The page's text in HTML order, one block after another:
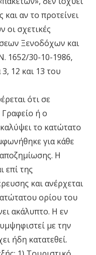
αν το προτείνει
οι σχετικές
Ξενοδόχων και
1652/30-10-1986,
12 και 13 του
ότι σε
ή ο
το κατώτατο
για κάθε
Η
επί της
και ανέρχεται
ορίου του
ακάλυπτο. H εν
µε την
ήδη κατατεθεί.